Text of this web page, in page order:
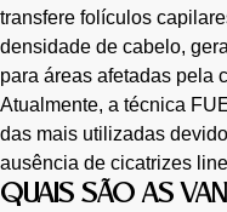
transfere folículos
densidade de cabelo,
para áreas afetadas pela
Atualmente, a técnica
das mais utilizadas
ausência de cicatrizes
QUAIS SÃO AS